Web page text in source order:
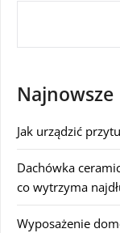
Najnowsze
Jak urządzić
Dachówka
co wytrzyma
Wyposażenie